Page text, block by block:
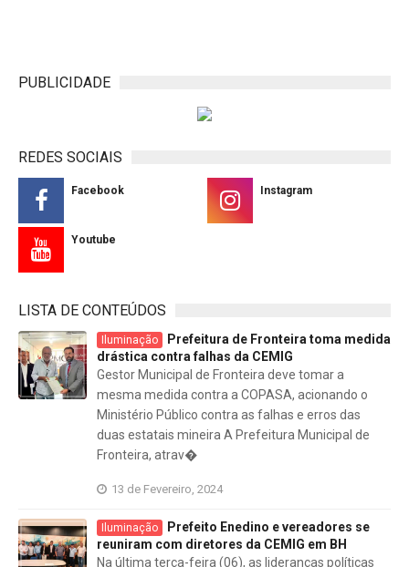
PUBLICIDADE
REDES SOCIAIS
Facebook Instagram
Youtube
LISTA DE CONTEÚDOS
Iluminação
Prefeitura de Fronteira toma medida
drástica contra falhas da CEMIG
Gestor Municipal de Fronteira deve tomar a
mesma medida contra a COPASA, acionando o
Ministério Público contra as falhas e erros das
duas estatais mineira A Prefeitura Municipal de
Fronteira, atrav�
13 de Fevereiro, 2024
Iluminação
Prefeito Enedino e vereadores se
reuniram com diretores da CEMIG em BH
Na última terça-feira (06), as lideranças políticas